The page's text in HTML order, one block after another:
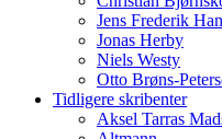
Jens Frederik
Jonas Herby
Niels Westy
Otto Brøns-
Tidligere skribenter
Aksel Tarras